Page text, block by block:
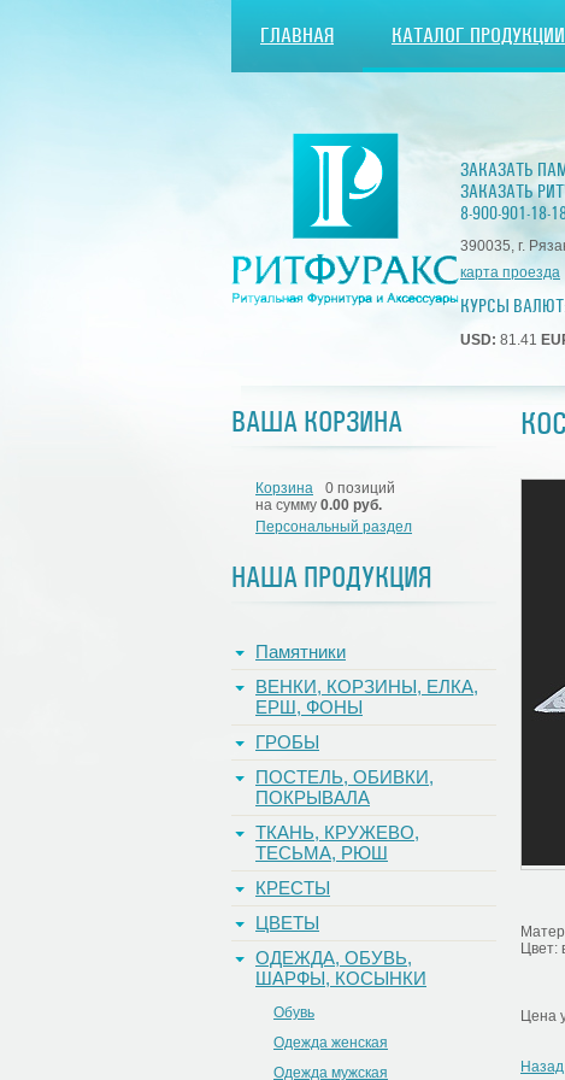
ГЛАВНАЯ КАТАЛОГ ПРОДУКЦИИ
ЗАКАЗАТЬ
ЗАКАЗАТЬ
8-900-901-18-
390035, г.
карта проезда
КУРСЫ
USD: 81.41
ВАША КОРЗИНА
Корзина
0 позиций
на сумму 0.00 руб.
Персональный раздел
НАША ПРОДУКЦИЯ
Памятники
ВЕНКИ, КОРЗИНЫ, ЕЛКА,
ЕРШ, ФОНЫ
ГРОБЫ
ПОСТЕЛЬ, ОБИВКИ,
ПОКРЫВАЛА
ТКАНЬ, КРУЖЕВО,
ТЕСЬМА, РЮШ
КРЕСТЫ
ЦВЕТЫ
ОДЕЖДА, ОБУВЬ,
ШАРФЫ, КОСЫНКИ
Обувь
Одежда женская
Одежда мужская
Цвет:
Цена